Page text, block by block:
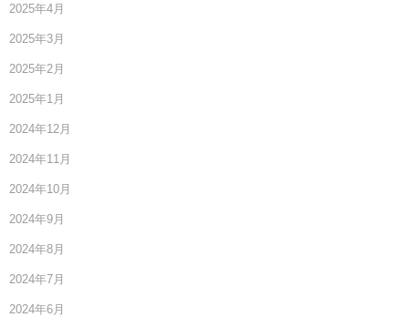
2025年4月
2025年3月
2025年2月
2025年1月
2024年12月
2024年11月
2024年10月
2024年9月
2024年8月
2024年7月
2024年6月